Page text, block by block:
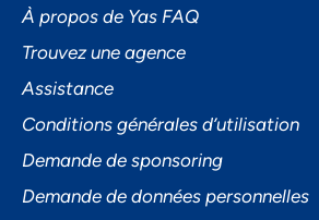
À propos de Yas FAQ
Trouvez une agence
Assistance
Conditions générales d’utilisation
Demande de sponsoring
Demande de données personnelles
Préférences